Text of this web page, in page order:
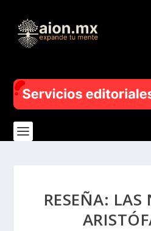
RESEÑA: LAS